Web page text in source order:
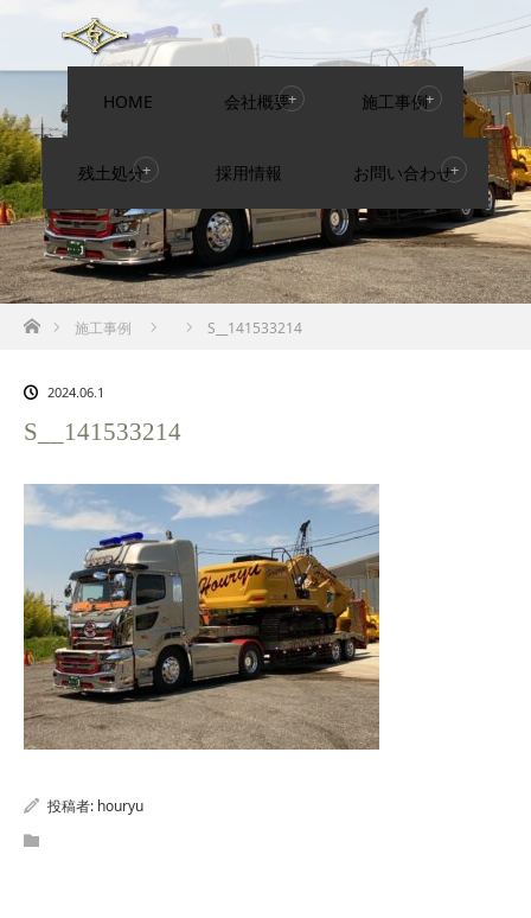
HOME 会社概要 施工事例
残土処分 採用情報 お問い合わせ
ホーム施工事例 S__141533214
2024.06.1
S__141533214
投稿者: houryu